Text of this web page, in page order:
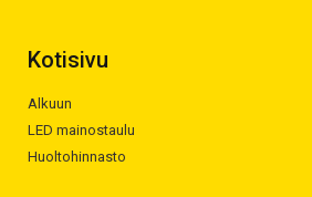
Kotisivu
Alkuun
LED mainostaulu
Huoltohinnasto